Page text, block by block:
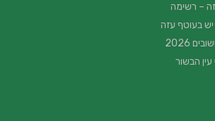
– רשימה
בעוטף עזה
2026
הבשור